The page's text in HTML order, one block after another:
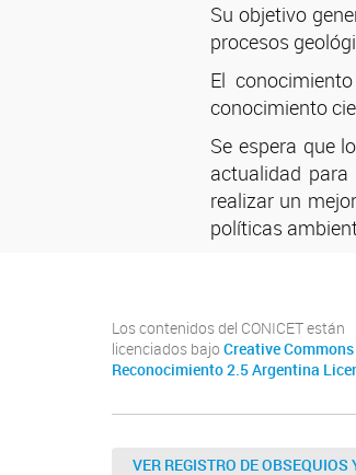
Su objetivo
procesos
El
conocimiento
Se espera que
actualidad
realizar un
políticas
Los contenidos del CONICET están
licenciados bajo Creative Commons
Reconocimiento 2.5 Argentina
VER REGISTRO DE OBSEQUIOS